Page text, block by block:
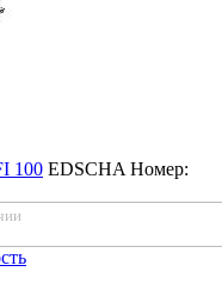
100 EDSCHA Номер: